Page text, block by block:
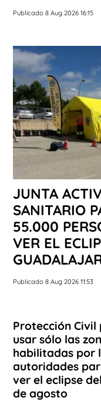
Publicado 8 Aug 2026 16:15
JUNTA
SANITARIO
55.000
VER EL
Publicado 8 Aug 2026 11:53
Protección Civil
usar sólo las
habilitadas por
autoridades
ver el eclipse
de agosto